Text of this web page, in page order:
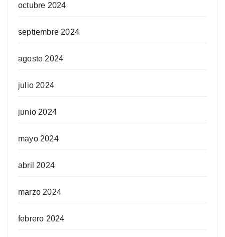
octubre 2024
septiembre 2024
agosto 2024
julio 2024
junio 2024
mayo 2024
abril 2024
marzo 2024
febrero 2024